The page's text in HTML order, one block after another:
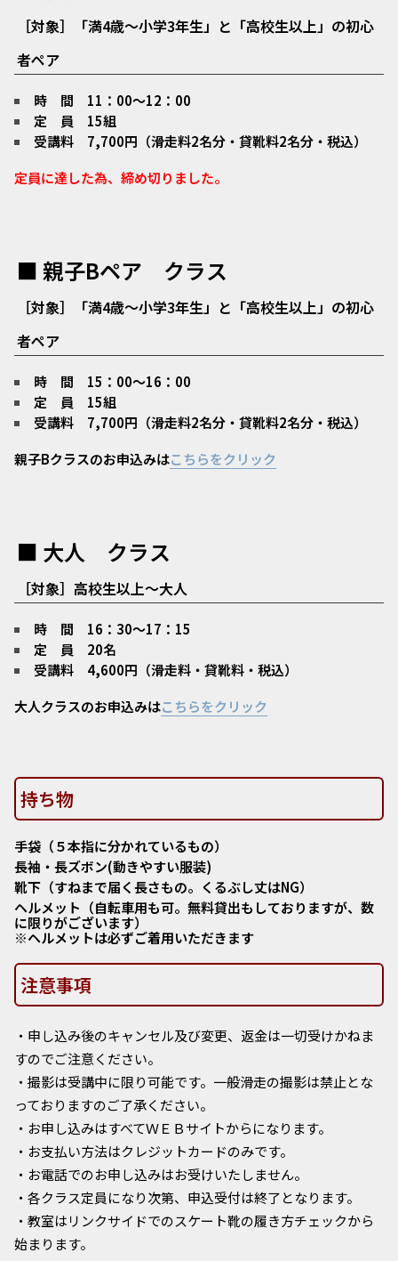
［対象］「満4歳～小学3年生」と「高校生以上」の初心
者ペア
時 間 11：00～12：00
定 員 15組
受講料 7,700円（滑走料2名分・貸靴料2名分・税込）
定員に達した為、締め切りました。
■ 親子Bペア クラス
［対象］「満4歳～小学3年生」と「高校生以上」の初心
者ペア
時 間 15：00～16：00
定 員 15組
受講料 7,700円（滑走料2名分・貸靴料2名分・税込）
親子Bクラスのお申込みはこちらをクリック
■ 大人 クラス
［対象］高校生以上～大人
時 間 16：30～17：15
定 員 20名
受講料 4,600円（滑走料・貸靴料・税込）
大人クラスのお申込みはこちらをクリック
持ち物
手袋（５本指に分かれているもの）
長袖・長ズボン(動きやすい服装)
靴下（すねまで届く長さもの。くるぶし丈はNG）
ヘルメット（自転車用も可。無料貸出もしておりますが、数
に限りがございます）
※ヘルメットは必ずご着用いただきます
注意事項
・申し込み後のキャンセル及び変更、返金は一切受けかねま
すのでご注意ください。
・撮影は受講中に限り可能です。一般滑走の撮影は禁止とな
っておりますのご了承ください。
・お申し込みはすべてＷＥＢサイトからになります。
・お支払い方法はクレジットカードのみです。
・お電話でのお申し込みはお受けいたしません。
・各クラス定員になり次第、申込受付は終了となります。
・教室はリンクサイドでのスケート靴の履き方チェックから
始まります。